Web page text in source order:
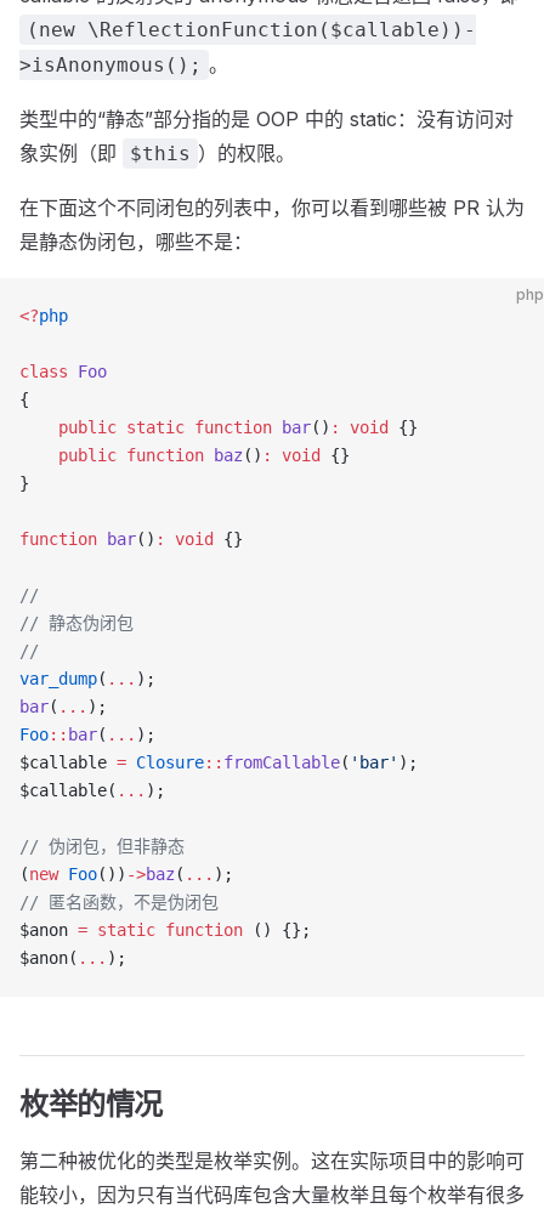
(new \ReflectionFunction($callable))-
>isAnonymous(); 。
类型中的“静态”部分指的是 OOP 中的 static：没有访问对
象实例（即
$this ）的权限。
在下面这个不同闭包的列表中，你可以看到哪些被 PR 认为
是静态伪闭包，哪些不是：
php
<?php
class Foo
{
    public
static function bar() : void
{}
    public
function baz () : void
{}
}
function bar() : void {}
//
// 静态伪闭包
//
var_dump( ... );
bar( ... );
Foo:: bar( ... );
$callable = Closure:: fromCallable( 'bar' );
$callable( ... );
// 伪闭包，但非静态
(new Foo()) ->baz ( ... );
// 匿名函数，不是伪闭包
$anon = static function () {};
$anon( ... );
枚举的情况
第二种被优化的类型是枚举实例。这在实际项目中的影响可
能较小，因为只有当代码库包含大量枚举且每个枚举有很多